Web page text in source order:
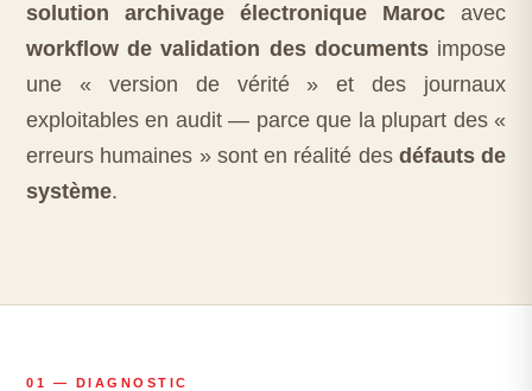
solution archivage électronique Maroc avec
workflow de validation des documentsimpose
une « version de vérité » et des journaux
exploitables en audit — parce que la plupart des «
erreurs humaines » sont en réalité des défauts de
système.
01 — DIAGNOSTIC